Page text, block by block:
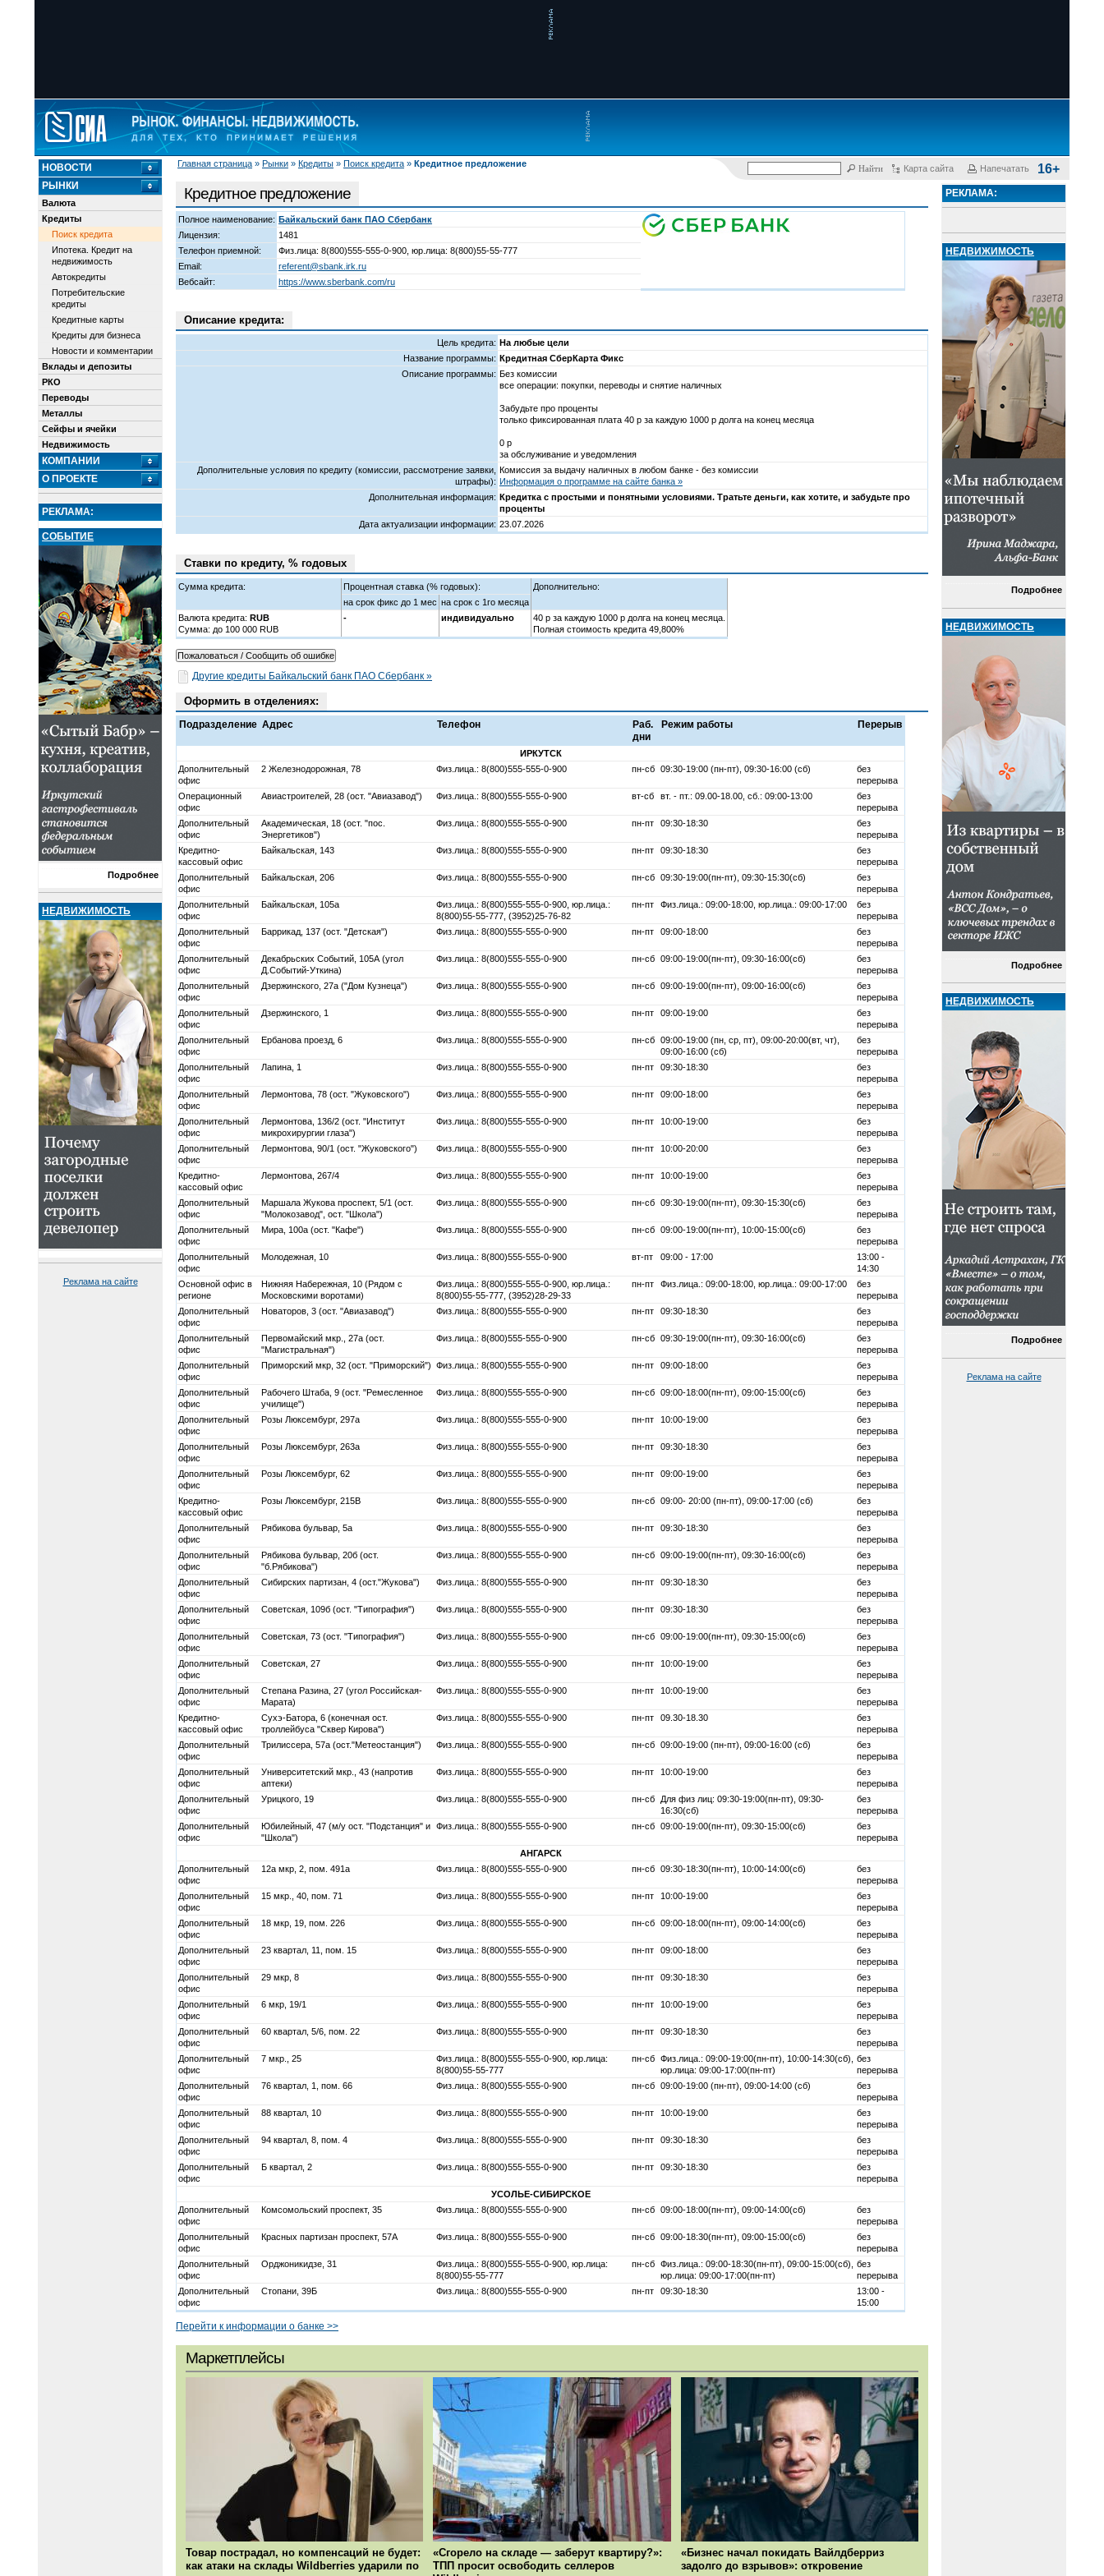
Главная страница » Рынки » Кредиты » Поиск кредита » Кредитное предложение
Карта сайта Напечатать 16+
НОВОСТИ
РЫНКИ
Валюта
Кредиты
Поиск кредита
Ипотека. Кредит на
недвижимость
Автокредиты
Потребительские
кредиты
Кредитные карты
Кредиты для бизнеса
Новости и комментарии
Вклады и депозиты
РКО
Переводы
Металлы
Сейфы и ячейки
Недвижимость
КОМПАНИИ
О ПРОЕКТЕ
РЕКЛАМА:
СОБЫТИЕ
Подробнее
НЕДВИЖИМОСТЬ
Реклама на сайте
Кредитное предложение
Полное наименование: Байкальский банк ПАО Сбербанк
Лицензия:
1481
Телефон приемной:
Физ.лица: 8(800)555-555-0-900, юр.лица: 8(800)55-55-777
Email:
referent@sbank.irk.ru
Вебсайт:
https://www.sberbank.com/ru
Описание кредита:
Цель кредита: На любые цели
Название программы: Кредитная СберКарта Фикс
Описание программы: Без комиссии
все операции: покупки, переводы и снятие наличных
Забудьте про проценты
только фиксированная плата 40 р за каждую 1000 р долга на конец месяца
0 р
за обслуживание и уведомления
Дополнительные условия по кредиту (комиссии, рассмотрение заявки,
штрафы):
Комиссия за выдачу наличных в любом банке - без комиссии
Информация о программе на сайте банка »
Дополнительная информация: Кредитка с простыми и понятными условиями. Тратьте деньги, как хотите, и забудьте про
проценты
Дата актуализации информации: 23.07.2026
Ставки по кредиту, % годовых
Сумма кредита: Процентная ставка (% годовых):
Дополнительно:
на срок фикс до 1 мес на срок с 1го месяца
Валюта кредита: RUB
Cумма: до 100 000 RUB
- индивидуально
40 р за каждую 1000 р долга на конец месяца.
Полная стоимость кредита 49,800%
Другие кредиты Байкальский банк ПАО Сбербанк »
Оформить в отделениях:
Подразделение Адрес Телефон
Раб.
дни
Режим работы Перерыв
ИРКУТСК
Дополнительный
офис
2 Железнодорожная, 78 Физ.лица.: 8(800)555-555-0-900 пн-сб 09:30-19:00 (пн-пт), 09:30-16:00 (сб)
без
перерыва
Операционный
офис
Авиастроителей, 28 (ост. "Авиазавод") Физ.лица.: 8(800)555-555-0-900 вт-сб вт. - пт.: 09.00-18.00, сб.: 09:00-13:00
без
перерыва
Дополнительный
офис
Академическая, 18 (ост. "пос.
Энергетиков")
Физ.лица.: 8(800)555-555-0-900 пн-пт 09:30-18:30
без
перерыва
Кредитно-
кассовый офис
Байкальская, 143 Физ.лица.: 8(800)555-555-0-900 пн-пт 09:30-18:30
без
перерыва
Дополнительный
офис
Байкальская, 206 Физ.лица.: 8(800)555-555-0-900 пн-сб 09:30-19:00(пн-пт), 09:30-15:30(сб)
без
перерыва
Дополнительный
офис
Байкальская, 105а
Физ.лица.: 8(800)555-555-0-900, юр.лица.:
8(800)55-55-777, (3952)25-76-82
пн-пт Физ.лица.: 09:00-18:00, юр.лица.: 09:00-17:00
без
перерыва
Дополнительный
офис
Баррикад, 137 (ост. "Детская") Физ.лица.: 8(800)555-555-0-900 пн-пт 09:00-18:00
без
перерыва
Дополнительный
офис
Декабрьских Событий, 105А (угол
Д.Событий-Уткина)
Физ.лица.: 8(800)555-555-0-900 пн-сб 09:00-19:00(пн-пт), 09:30-16:00(сб)
без
перерыва
Дополнительный
офис
Дзержинского, 27а ("Дом Кузнеца") Физ.лица.: 8(800)555-555-0-900 пн-сб 09:00-19:00(пн-пт), 09:00-16:00(сб)
без
перерыва
Дополнительный
офис
Дзержинского, 1 Физ.лица.: 8(800)555-555-0-900 пн-пт 09:00-19:00
без
перерыва
Дополнительный
офис
Ербанова проезд, 6 Физ.лица.: 8(800)555-555-0-900 пн-сб 09:00-19:00 (пн, ср, пт), 09:00-20:00(вт, чт),
09:00-16:00 (сб)
без
перерыва
Дополнительный
офис
Лапина, 1 Физ.лица.: 8(800)555-555-0-900 пн-пт 09:30-18:30
без
перерыва
Дополнительный
офис
Лермонтова, 78 (ост. "Жуковского") Физ.лица.: 8(800)555-555-0-900 пн-пт 09:00-18:00
без
перерыва
Дополнительный
офис
Лермонтова, 136/2 (ост. "Институт
микрохирургии глаза")
Физ.лица.: 8(800)555-555-0-900 пн-пт 10:00-19:00
без
перерыва
Дополнительный
офис
Лермонтова, 90/1 (ост. "Жуковского") Физ.лица.: 8(800)555-555-0-900 пн-пт 10:00-20:00
без
перерыва
Кредитно-
кассовый офис
Лермонтова, 267/4 Физ.лица.: 8(800)555-555-0-900 пн-пт 10:00-19:00
без
перерыва
Дополнительный
офис
Маршала Жукова проспект, 5/1 (ост.
"Молокозавод", ост. "Школа")
Физ.лица.: 8(800)555-555-0-900 пн-сб 09:30-19:00(пн-пт), 09:30-15:30(сб)
без
перерыва
Дополнительный
офис
Мира, 100а (ост. "Кафе") Физ.лица.: 8(800)555-555-0-900 пн-сб 09:00-19:00(пн-пт), 10:00-15:00(сб)
без
перерыва
Дополнительный
офис
Молодежная, 10 Физ.лица.: 8(800)555-555-0-900 вт-пт 09:00 - 17:00
13:00 -
14:30
Основной офис в
регионе
Нижняя Набережная, 10 (Рядом с
Московскими воротами)
Физ.лица.: 8(800)555-555-0-900, юр.лица.:
8(800)55-55-777, (3952)28-29-33
пн-пт Физ.лица.: 09:00-18:00, юр.лица.: 09:00-17:00
без
перерыва
Дополнительный
офис
Новаторов, 3 (ост. "Авиазавод") Физ.лица.: 8(800)555-555-0-900 пн-пт 09:30-18:30
без
перерыва
Дополнительный
офис
Первомайский мкр., 27а (ост.
"Магистральная")
Физ.лица.: 8(800)555-555-0-900 пн-сб 09:30-19:00(пн-пт), 09:30-16:00(сб)
без
перерыва
Дополнительный
офис
Приморский мкр, 32 (ост. "Приморский") Физ.лица.: 8(800)555-555-0-900 пн-пт 09:00-18:00
без
перерыва
Дополнительный
офис
Рабочего Штаба, 9 (ост. "Ремесленное
училище")
Физ.лица.: 8(800)555-555-0-900 пн-сб 09:00-18:00(пн-пт), 09:00-15:00(сб)
без
перерыва
Дополнительный
офис
Розы Люксембург, 297а Физ.лица.: 8(800)555-555-0-900 пн-пт 10:00-19:00
без
перерыва
Дополнительный
офис
Розы Люксембург, 263а Физ.лица.: 8(800)555-555-0-900 пн-пт 09:30-18:30
без
перерыва
Дополнительный
офис
Розы Люксембург, 62 Физ.лица.: 8(800)555-555-0-900 пн-пт 09:00-19:00
без
перерыва
Кредитно-
кассовый офис
Розы Люксембург, 215В Физ.лица.: 8(800)555-555-0-900 пн-сб 09:00- 20:00 (пн-пт), 09:00-17:00 (сб)
без
перерыва
Дополнительный
офис
Рябикова бульвар, 5а Физ.лица.: 8(800)555-555-0-900 пн-пт 09:30-18:30
без
перерыва
Дополнительный
офис
Рябикова бульвар, 20б (ост.
"б.Рябикова")
Физ.лица.: 8(800)555-555-0-900 пн-сб 09:00-19:00(пн-пт), 09:30-16:00(сб)
без
перерыва
Дополнительный
офис
Сибирских партизан, 4 (ост."Жукова") Физ.лица.: 8(800)555-555-0-900 пн-пт 09:30-18:30
без
перерыва
Дополнительный
офис
Советская, 109б (ост. "Типография") Физ.лица.: 8(800)555-555-0-900 пн-пт 09:30-18:30
без
перерыва
Дополнительный
офис
Советская, 73 (ост. "Типография") Физ.лица.: 8(800)555-555-0-900 пн-сб 09:00-19:00(пн-пт), 09:30-15:00(сб)
без
перерыва
Дополнительный
офис
Советская, 27 Физ.лица.: 8(800)555-555-0-900 пн-пт 10:00-19:00
без
перерыва
Дополнительный
офис
Степана Разина, 27 (угол Российская-
Марата)
Физ.лица.: 8(800)555-555-0-900 пн-пт 10:00-19:00
без
перерыва
Кредитно-
кассовый офис
Сухэ-Батора, 6 (конечная ост.
троллейбуса "Сквер Кирова")
Физ.лица.: 8(800)555-555-0-900 пн-пт 09.30-18.30
без
перерыва
Дополнительный
офис
Трилиссера, 57а (ост."Метеостанция") Физ.лица.: 8(800)555-555-0-900 пн-сб 09:00-19:00 (пн-пт), 09:00-16:00 (сб)
без
перерыва
Дополнительный
офис
Университетский мкр., 43 (напротив
аптеки)
Физ.лица.: 8(800)555-555-0-900 пн-пт 10:00-19:00
без
перерыва
Дополнительный
офис
Урицкого, 19 Физ.лица.: 8(800)555-555-0-900 пн-сб
Для физ лиц: 09:30-19:00(пн-пт), 09:30-
16:30(сб)
без
перерыва
Дополнительный
офис
Юбилейный, 47 (м/у ост. "Подстанция" и
"Школа")
Физ.лица.: 8(800)555-555-0-900 пн-сб 09:00-19:00(пн-пт), 09:30-15:00(сб)
без
перерыва
АНГАРСК
Дополнительный
офис
12а мкр, 2, пом. 491а Физ.лица.: 8(800)555-555-0-900 пн-сб 09:30-18:30(пн-пт), 10:00-14:00(сб)
без
перерыва
Дополнительный
офис
15 мкр., 40, пом. 71 Физ.лица.: 8(800)555-555-0-900 пн-пт 10:00-19:00
без
перерыва
Дополнительный
офис
18 мкр, 19, пом. 226 Физ.лица.: 8(800)555-555-0-900 пн-сб 09:00-18:00(пн-пт), 09:00-14:00(сб)
без
перерыва
Дополнительный
офис
23 квартал, 11, пом. 15 Физ.лица.: 8(800)555-555-0-900 пн-пт 09:00-18:00
без
перерыва
Дополнительный
офис
29 мкр, 8 Физ.лица.: 8(800)555-555-0-900 пн-пт 09:30-18:30
без
перерыва
Дополнительный
офис
6 мкр, 19/1 Физ.лица.: 8(800)555-555-0-900 пн-пт 10:00-19:00
без
перерыва
Дополнительный
офис
60 квартал, 5/6, пом. 22 Физ.лица.: 8(800)555-555-0-900 пн-пт 09:30-18:30
без
перерыва
Дополнительный
офис
7 мкр., 25
Физ.лица.: 8(800)555-555-0-900, юр.лица:
8(800)55-55-777
пн-сб Физ.лица.: 09:00-19:00(пн-пт), 10:00-14:30(сб),
юр.лица: 09:00-17:00(пн-пт)
без
перерыва
Дополнительный
офис
76 квартал, 1, пом. 66 Физ.лица.: 8(800)555-555-0-900 пн-сб 09:00-19:00 (пн-пт), 09:00-14:00 (сб)
без
перерыва
Дополнительный
офис
88 квартал, 10 Физ.лица.: 8(800)555-555-0-900 пн-пт 10:00-19:00
без
перерыва
Дополнительный
офис
94 квартал, 8, пом. 4 Физ.лица.: 8(800)555-555-0-900 пн-пт 09:30-18:30
без
перерыва
Дополнительный
офис
Б квартал, 2 Физ.лица.: 8(800)555-555-0-900 пн-пт 09:30-18:30
без
перерыва
УСОЛЬЕ-CИБИРСКОЕ
Дополнительный
офис
Комсомольский проспект, 35 Физ.лица.: 8(800)555-555-0-900 пн-сб 09:00-18:00(пн-пт), 09:00-14:00(сб)
без
перерыва
Дополнительный
офис
Красных партизан проспект, 57А Физ.лица.: 8(800)555-555-0-900 пн-сб 09:00-18:30(пн-пт), 09:00-15:00(сб)
без
перерыва
Дополнительный
офис
Орджоникидзе, 31
Физ.лица.: 8(800)555-555-0-900, юр.лица:
8(800)55-55-777
пн-сб Физ.лица.: 09:00-18:30(пн-пт), 09:00-15:00(сб),
юр.лица: 09:00-17:00(пн-пт)
без
перерыва
Дополнительный
офис
Стопани, 39Б Физ.лица.: 8(800)555-555-0-900 пн-пт 09:30-18:30
13:00 -
15:00
Перейти к информации о банке >>
Маркетплейсы
Товар пострадал, но компенсаций не будет:
как атаки на склады Wildberries ударили по
«Сгорело на складе — заберут квартиру?»:
ТПП просит освободить селлеров
«Бизнес начал покидать Вайлдберриз
задолго до взрывов»: откровение
РЕКЛАМА:
НЕДВИЖИМОСТЬ
Подробнее
НЕДВИЖИМОСТЬ
Подробнее
НЕДВИЖИМОСТЬ
Подробнее
Реклама на сайте